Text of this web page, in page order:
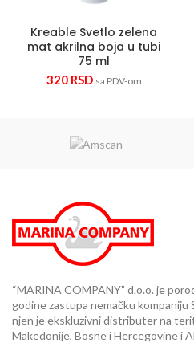
Kreable Svetlo zelena
mat akrilna boja u tubi
75 ml
320 RSD sa PDV-om
“MARINA COMPANY” d.o.o. je
godine zastupa nemačku
njen je ekskluzivni distributer na
Makedonije, Bosne i Hercegovine i